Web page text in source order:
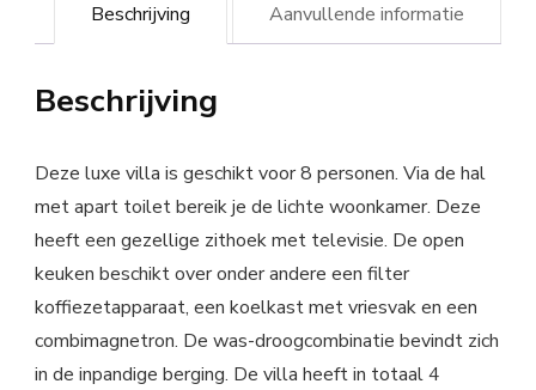
Beschrijving Aanvullende informatie
Beschrijving
Deze luxe villa is geschikt voor 8 personen. Via de hal
met apart toilet bereik je de lichte woonkamer. Deze
heeft een gezellige zithoek met televisie. De open
keuken beschikt over onder andere een filter
koffiezetapparaat, een koelkast met vriesvak en een
combimagnetron. De was-droogcombinatie bevindt zich
in de inpandige berging. De villa heeft in totaal 4